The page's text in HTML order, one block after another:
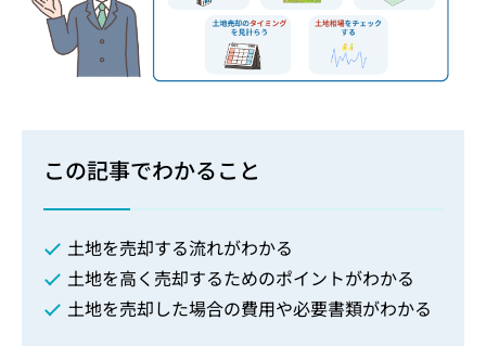
この記事でわかること
土地を売却する流れがわかる
土地を高く売却するためのポイントがわかる
土地を売却した場合の費用や必要書類がわかる